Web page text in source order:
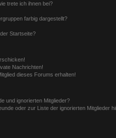
trete ich ihnen bei?
farbig dargestellt?
Startseite?
Nachrichten!
dieses Forums erhalten!
und ignorierten Mitglieder?
oder zur Liste der ignorierten Mitglieder